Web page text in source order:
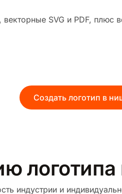
SVG и PDF, плюс
Создать логотип в
индустрии и